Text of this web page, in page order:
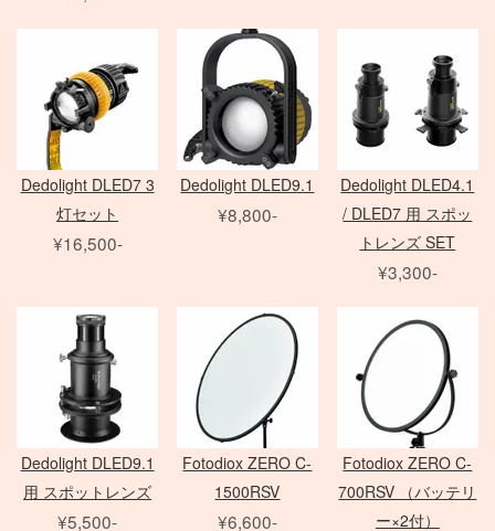
バッテリーグリップ
動画撮影用アクセサリ
撮影補助アクセサリ
その他カメラ
水中ハウジング
小道具デジタルカメラ
FE ズームレンズ
FE MACRO レンズ
アクセサリ
EF Mount Lens
Sigma 単焦点レンズ
Sigma ズームレンズ
Laowa 単焦点レンズ
Film Camera / Lens
G レンズ
アクセサリ
Film Camera / Lens
クラシックカメラ専門 姉妹店「スプール」
中判 在庫リスト
雲台・他
スタビライザー
MARUMI
ND フィルター
PL フィルター
クローズアップ
CROMOFILTER
アンブレラ
特殊効果ツール
アクセサリ
COMET
電源部
ヘッド
モノブロック
アクセサリ
Litepanels
Other Brand
LED用バッテリー
HMI
ARRI
Profoto
broncolor
DEDOLIGHT
アクセサリ
Manfrotto
Avenger
Others
オートポール
Manfrotto
紗幕/黒幕/布 各種
フラッグ各種
打ち枝
発電機/他
発電機
送風機
暖房
Dedolight DLED7 3
灯セット
¥16,500-
Dedolight DLED9.1
¥8,800-
Dedolight DLED4.1
/ DLED7 用 スポッ
トレンズ SET
¥3,300-
Dedolight DLED9.1
用 スポットレンズ
¥5,500-
Fotodiox ZERO C-
1500RSV
¥6,600-
Fotodiox ZERO C-
700RSV （バッテリ
ー×2付）